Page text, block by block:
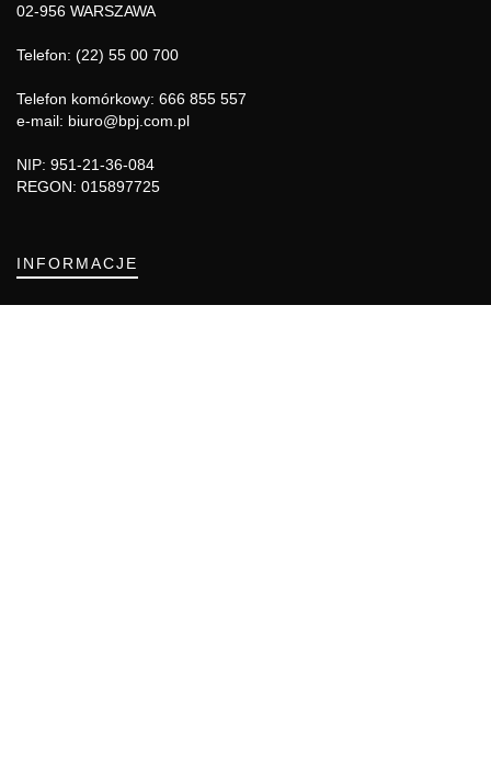
02-956 WARSZAWA
Telefon: (22) 55 00 700
Telefon komórkowy: 666 855 557
e-mail: biuro@bpj.com.pl
NIP: 951-21-36-084
REGON: 015897725
INFORMACJE